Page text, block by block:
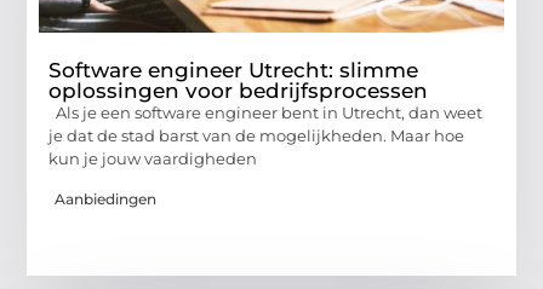
Software engineer Utrecht: slimme
oplossingen voor bedrijfsprocessen
Als je een software engineer bent in Utrecht, dan weet
je dat de stad barst van de mogelijkheden. Maar hoe
kun je jouw vaardigheden
Aanbiedingen